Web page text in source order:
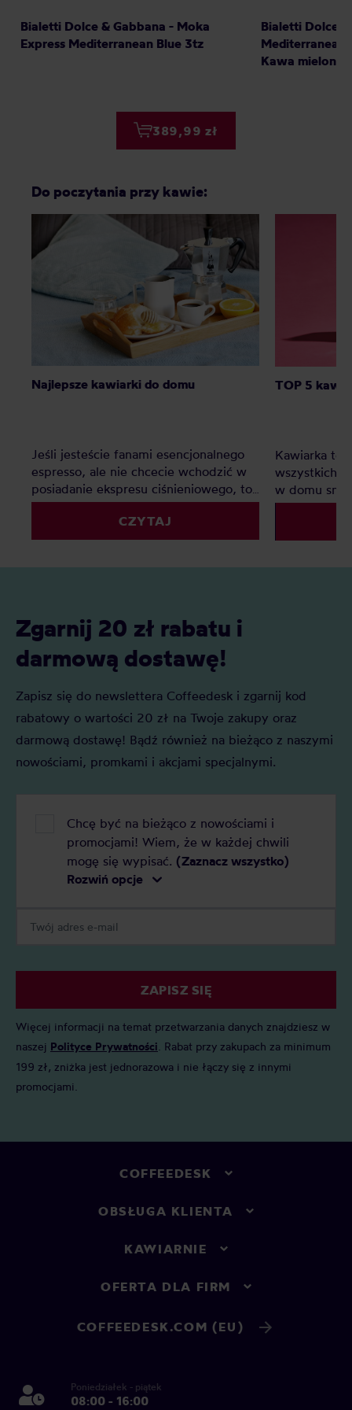
Bialetti Dolce & Gabbana - Moka
Express Mediterranean Blue 3tz
389,99 zł
Bialetti Dolce
Mediterranean
Kawa mielona
Do poczytania przy kawie:
Najlepsze kawiarki do domu
Jeśli jesteście fanami esencjonalnego
espresso, ale nie chcecie wchodzić w
posiadanie ekspresu ciśnieniowego, to
kafetierka będzie doskonałym
rozwiązaniem. Jaka kawiarka jest
najlepsza do domu? Oto polecane
CZYTAJ
TOP 5
Kawiarka to
wszystkich,
w domu
konieczności
najlepsza
Zgarnij 20 zł rabatu i
darmową dostawę!
Zapisz się do newslettera Coffeedesk i zgarnij kod
rabatowy o wartości 20 zł na Twoje zakupy oraz
darmową dostawę! Bądź również na bieżąco z naszymi
nowościami, promkami i akcjami specjalnymi.
Chcę być na bieżąco z nowościami i
promocjami! Wiem, że w każdej chwili
mogę się wypisać. (Zaznacz wszystko)
Rozwiń opcje
ZAPISZ SIĘ
Więcej informacji na temat przetwarzania danych znajdziesz w
naszej Polityce Prywatności . Rabat przy zakupach za minimum
199 zł, zniżka jest jednorazowa i nie łączy się z innymi
promocjami.
COFFEEDESK
OBSŁUGA KLIENTA
KAWIARNIE
OFERTA DLA FIRM
COFFEEDESK.COM (EU)
Poniedziałek - piątek
08:00 - 16:00